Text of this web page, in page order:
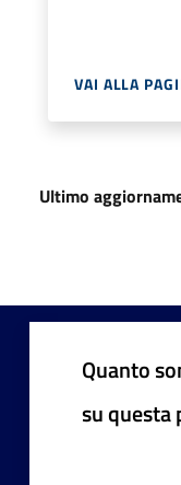
VAI ALLA
Ultimo
Quanto
su questa